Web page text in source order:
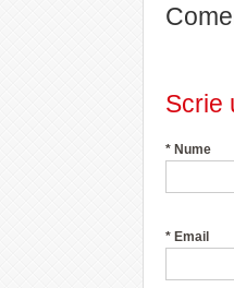
Scrie
* Nume
* Email